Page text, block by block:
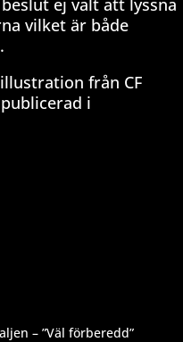
ej valt att lyssna
vilket är både
från CF
i
– ”Väl förberedd”